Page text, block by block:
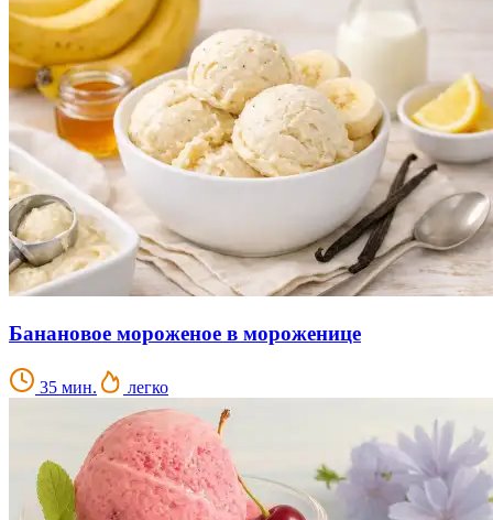
Банановое мороженое в мороженице
35 мин. легко